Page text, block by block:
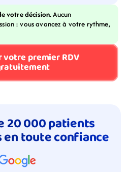
votre décision. Aucun
: vous avancez à votre rythme,
votre premier RDV
20 000 patients
en toute confiance